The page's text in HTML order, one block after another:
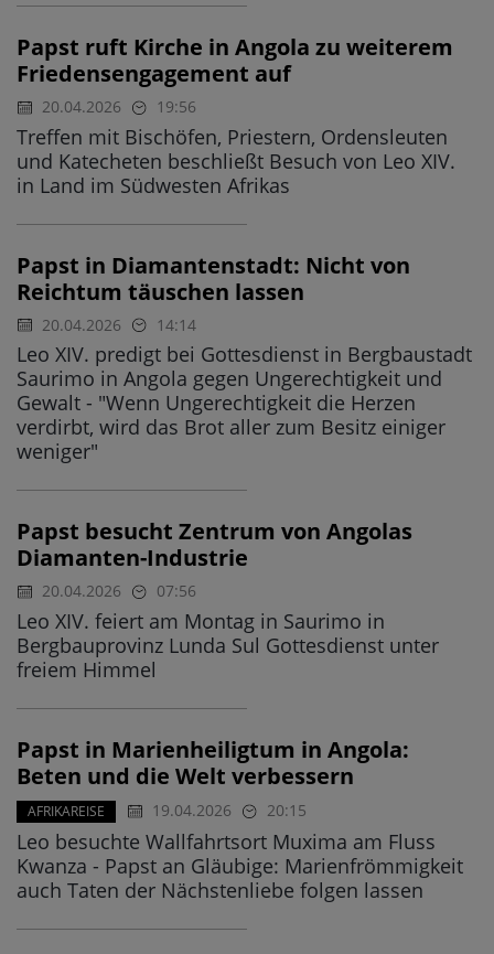
Papst ruft Kirche in Angola zu weiterem
Friedensengagement auf
20.04.2026 19:56
Treffen mit Bischöfen, Priestern, Ordensleuten
und Katecheten beschließt Besuch von Leo XIV.
in Land im Südwesten Afrikas
Papst in Diamantenstadt: Nicht von
Reichtum täuschen lassen
20.04.2026 14:14
Leo XIV. predigt bei Gottesdienst in Bergbaustadt
Saurimo in Angola gegen Ungerechtigkeit und
Gewalt - "Wenn Ungerechtigkeit die Herzen
verdirbt, wird das Brot aller zum Besitz einiger
weniger"
Papst besucht Zentrum von Angolas
Diamanten-Industrie
20.04.2026 07:56
Leo XIV. feiert am Montag in Saurimo in
Bergbauprovinz Lunda Sul Gottesdienst unter
freiem Himmel
Papst in Marienheiligtum in Angola:
Beten und die Welt verbessern
AFRIKAREISE 19.04.2026 20:15
Leo besuchte Wallfahrtsort Muxima am Fluss
Kwanza - Papst an Gläubige: Marienfrömmigkeit
auch Taten der Nächstenliebe folgen lassen